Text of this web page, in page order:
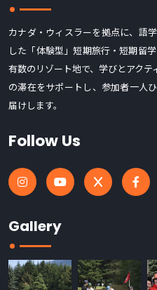
カナダ・ウィスラーを拠点に、語
した「体験型」短期旅行・短期留
有数のリゾート地で、学びとアク
の滞在をサポートし、参加者一人
届けします。
Follow Us
Gallery